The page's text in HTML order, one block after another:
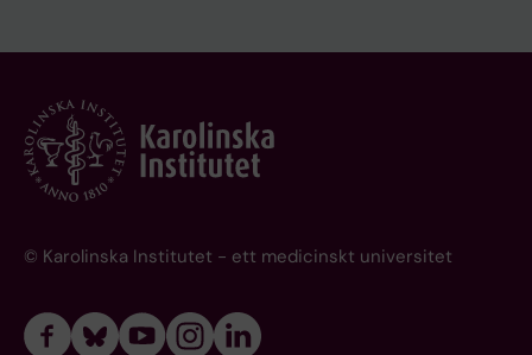
© Karolinska Institutet - ett medicinskt universitet